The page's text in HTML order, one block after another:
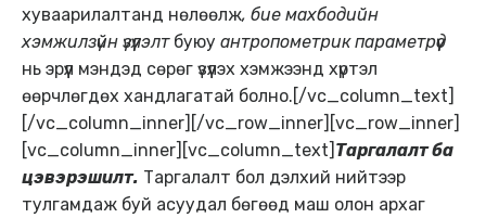
хуваарилалтанд нөлөөлж, бие махбодийн
хэмжилзүйн үзүүлэлтбуюу антропометрик параметрүүд
нь эрүүл мэндэд сөрөг үзүүлэх хэмжээнд хүртэл
өөрчлөгдөх хандлагатай болно.[/vc_column_text]
[/vc_column_inner][/vc_row_inner][vc_row_inner]
[vc_column_inner][vc_column_text] Таргалалт ба
цэвэрэшилт. Таргалалт бол дэлхий нийтээр
тулгамдаж буй асуудал бөгөөд маш олон архаг